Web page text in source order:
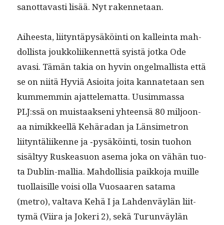
san­ot­tavasti lisää. Nyt rakennetaan.
Aiheesta, liityn­täpysäköin­ti on kallein­ta mah­
dol­lista joukkoli­iken­net­tä syistä jot­ka Ode
avasi. Tämän takia on hyvin ongel­mallista että
se on niitä Hyviä Asioi­ta joi­ta kan­nate­taan sen
kum­mem­min ajat­telemat­ta. Uusim­mas­sa
PLJ:ssä on muis­taak­seni yhteen­sä 80 miljoon­
aa nimik­keel­lä Kehäradan ja Län­simetron
liityn­täli­ikenne ja ‑pysäköin­ti, tosin tuo­hon
sisäl­tyy Ruskea­suon ase­ma joka on vähän tuo­
ta Dublin-mallia. Mah­dol­lisia paikko­ja muille
tuol­laisille voisi olla Vuosaaren sata­ma
(metro), val­ta­va Kehä I ja Lah­den­väylän liit­
tymä (Viira ja Jok­eri 2), sekä Turun­väylän